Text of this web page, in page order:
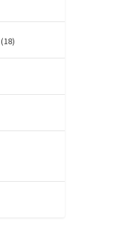
(18)